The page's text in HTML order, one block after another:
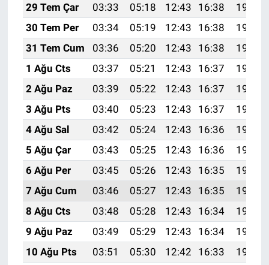
29 Tem Çar
03:33 05:18 12:43 16:38
19:59
30 Tem Per
03:34 05:19 12:43 16:38
19:58
31 Tem Cum
03:36 05:20 12:43 16:38
19:57
1 Ağu Cts
03:37 05:21 12:43 16:37
19:56
2 Ağu Paz
03:39 05:22 12:43 16:37
19:54
3 Ağu Pts
03:40 05:23 12:43 16:37
19:53
4 Ağu Sal
03:42 05:24 12:43 16:36
19:52
5 Ağu Çar
03:43 05:25 12:43 16:36
19:51
6 Ağu Per
03:45 05:26 12:43 16:35
19:50
7 Ağu Cum
03:46 05:27 12:43 16:35
19:49
8 Ağu Cts
03:48 05:28 12:43 16:34
19:47
9 Ağu Paz
03:49 05:29 12:43 16:34
19:46
10 Ağu Pts
03:51 05:30 12:42 16:33
19:45